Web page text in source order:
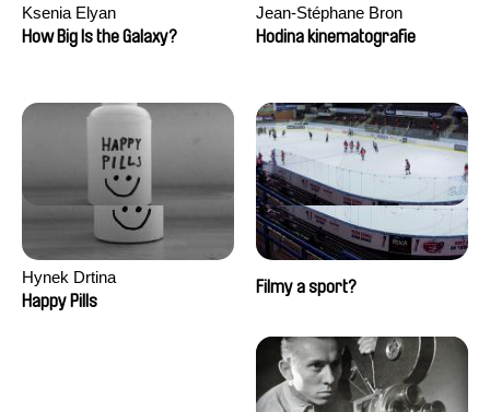
Ksenia Elyan
How Big Is the Galaxy?
Jean-Stéphane Bron
Hodina kinematografie
Hynek Drtina
Happy Pills
Filmy a sport?